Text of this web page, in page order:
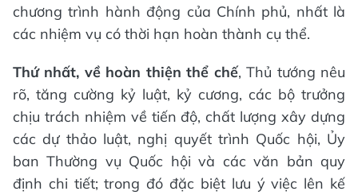
chương trình hành động của Chính phủ, nhất là
các nhiệm vụ có thời hạn hoàn thành cụ thể.
Thứ nhất, về hoàn thiện thể chế, Thủ tướng nêu
rõ, tăng cường kỷ luật, kỷ cương, các bộ trưởng
chịu trách nhiệm về tiến độ, chất lượng xây dựng
các dự thảo luật, nghị quyết trình Quốc hội, Ủy
ban Thường vụ Quốc hội và các văn bản quy
định chi tiết; trong đó đặc biệt lưu ý việc lên kế